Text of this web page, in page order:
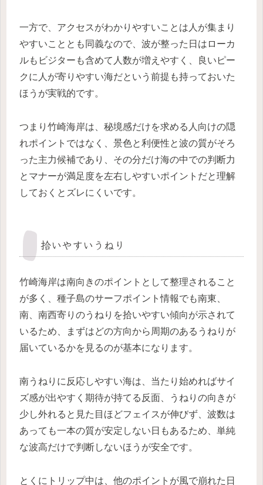
一方で、アクセスがわかりやすいことは人が集まり
やすいこととも同義なので、波が整った日はローカ
ルもビジターも含めて人数が増えやすく、良いピー
クに人が寄りやすい海だという前提も持っておいた
ほうが実戦的です。
つまり竹崎海岸は、秘境感だけを求める人向けの隠
れポイントではなく、景色と利便性と波の質がそろ
った主力候補であり、その分だけ海の中での判断力
とマナーが満足度を左右しやすいポイントだと理解
しておくとズレにくいです。
拾いやすいうねり
竹崎海岸は南向きのポイントとして整理されること
が多く、種子島のサーフポイント情報でも南東、
南、南西寄りのうねりを拾いやすい傾向が示されて
いるため、まずはどの方向から周期のあるうねりが
届いているかを見るのが基本になります。
南うねりに反応しやすい海は、当たり始めればサイ
ズ感が出やすく期待が持てる反面、うねりの向きが
少し外れると見た目ほどフェイスが伸びず、波数は
あっても一本の質が安定しない日もあるため、単純
な波高だけで判断しないほうが安全です。
とくにトリップ中は、他のポイントが風で崩れた日